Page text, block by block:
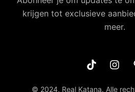
krijgen tot exclusieve
meer.
© 2024, Real Katana. Alle